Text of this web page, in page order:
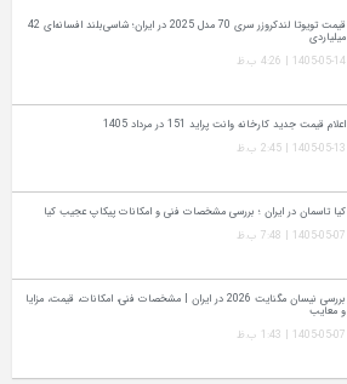
قیمت تویوتا لندکروزر سری 70 مدل 2025 در ایران؛ شاسی‌بلند افسانه‌ای 42
میلیاردی
1405-05-14 | 4:26 ب.ظ
اعلام قیمت جدید کارخانه وانت پراید 151 در مرداد 1405
1405-05-13 | 2:45 ب.ظ
کیا تاسمان در ایران ؛ بررسی مشخصات فنی و امکانات پیکاپ عجیب کیا
1405-05-07 | 7:48 ب.ظ
بررسی نیسان مگنایت 2026 در ایران | مشخصات فنی، امکانات، قیمت، مزایا
و معایب
1405-05-07 | 1:43 ب.ظ